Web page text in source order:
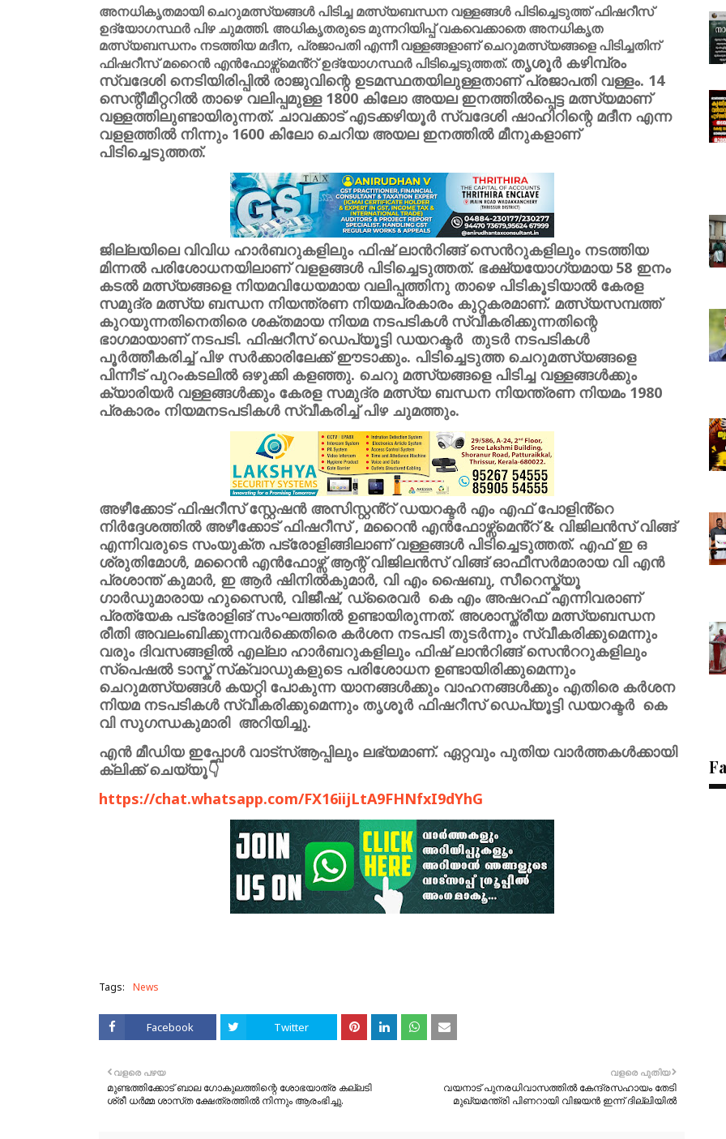
അനധികൃതമായി ചെറുമത്സ്യങ്ങൾ പിടിച്ച മത്സ്യബന്ധന വള്ളങ്ങൾ പിടിച്ചെടുത്ത് ഫിഷറീസ്
ഉദ്യോഗസ്ഥർ പിഴ ചുമത്തി. അധികൃതരുടെ മുന്നറിയിപ്പ് വകവെക്കാതെ അനധികൃത
മത്സ്യബന്ധനം നടത്തിയ മദീന, പ്രജാപതി എന്നീ വള്ളങ്ങളാണ് ചെറുമത്സ്യങ്ങളെ പിടിച്ചതിന്
ഫിഷറീസ് മറൈൻ എൻഫോഴ്സ്മെൻ്റ് ഉദ്യോഗസ്ഥർ പിടിച്ചെടുത്തത്. തൃശൂർ കഴിമ്പ്രം
സ്വദേശി നെടിയിരിപ്പിൽ രാജുവിന്റെ ഉടമസ്ഥതയിലുള്ളതാണ് പ്രജാപതി വള്ളം. 14
സെന്റീമീറ്ററിൽ താഴെ വലിപ്പമുള്ള 1800 കിലോ അയല ഇനത്തിൽപ്പെട്ട മത്സ്യമാണ്
വള്ളത്തിലുണ്ടായിരുന്നത്. ചാവക്കാട് എടക്കഴിയൂർ സ്വദേശി ഷാഹിറിന്റെ മദീന എന്ന
വളളത്തിൽ നിന്നും 1600 കിലോ ചെറിയ അയല ഇനത്തിൽ മീനുകളാണ്
പിടിച്ചെടുത്തത്.
ജില്ലയിലെ വിവിധ ഹാർബറുകളിലും ഫിഷ് ലാൻറിങ്ങ് സെൻറുകളിലും നടത്തിയ
മിന്നൽ പരിശോധനയിലാണ് വളളങ്ങൾ പിടിച്ചെടുത്തത്. ഭക്ഷ്യയോഗ്യമായ 58 ഇനം
കടൽ മത്സ്യങ്ങളെ നിയമവിധേയമായ വലിപ്പത്തിനു താഴെ പിടികൂടിയാൽ കേരള
സമുദ്ര മത്സ്യ ബന്ധന നിയന്ത്രണ നിയമപ്രകാരം കുറ്റകരമാണ്. മത്സ്യസമ്പത്ത്
കുറയുന്നതിനെതിരെ ശക്തമായ നിയമ നടപടികൾ സ്വീകരിക്കുന്നതിന്റെ
ഭാഗമായാണ് നടപടി. ഫിഷറീസ് ഡെപ്യൂട്ടി ഡയറക്ടർ തുടർ നടപടികൾ
പൂർത്തീകരിച്ച് പിഴ സർക്കാരിലേക്ക് ഈടാക്കും. പിടിച്ചെടുത്ത ചെറുമത്സ്യങ്ങളെ
പിന്നീട് പുറംകടലിൽ ഒഴുക്കി കളഞ്ഞു. ചെറു മത്സ്യങ്ങളെ പിടിച്ച വള്ളങ്ങൾക്കും
ക്യാരിയർ വള്ളങ്ങൾക്കും കേരള സമുദ്ര മത്സ്യ ബന്ധന നിയന്ത്രണ നിയമം 1980
പ്രകാരം നിയമനടപടികൾ സ്വീകരിച്ച് പിഴ ചുമത്തും.
അഴീക്കോട് ഫിഷറീസ് സ്റ്റേഷൻ അസിസ്റ്റൻ്റ് ഡയറക്ടർ എം എഫ് പോളിൻ്റെ
നിർദ്ദേശത്തിൽ അഴീക്കോട് ഫിഷറീസ് , മറൈൻ എൻഫോഴ്സ്മെൻ്റ് & വിജിലൻസ് വിങ്ങ്‌
എന്നിവരുടെ സംയുക്ത പട്രോളിങ്ങിലാണ് വള്ളങ്ങൾ പിടിച്ചെടുത്തത്. എഫ് ഇ ഒ
ശ്രുതിമോൾ, മറൈൻ എൻഫോഴ്സ് ആന്റ് വിജിലൻസ് വിങ്ങ് ഓഫീസർമാരായ വി എൻ
പ്രശാന്ത് കുമാർ, ഇ ആർ ഷിനിൽകുമാർ, വി എം ഷൈബു, സീറെസ്ക്യൂ
ഗാർഡുമാരായ ഹുസൈൻ, വിജീഷ്, ഡ്രൈവർ കെ എം അഷറഫ് എന്നിവരാണ്
പ്രത്യേക പട്രോളിങ് സംഘത്തിൽ ഉണ്ടായിരുന്നത്. അശാസ്ത്രീയ മത്സ്യബന്ധന
രീതി അവലംബിക്കുന്നവര്‍ക്കെതിരെ കര്‍ശന നടപടി തുടര്‍ന്നും സ്വീകരിക്കുമെന്നും
വരും ദിവസങ്ങളിൽ എല്ലാ ഹാർബറുകളിലും ഫിഷ് ലാൻറിങ്ങ് സെൻററുകളിലും
സ്പെഷൽ ടാസ്ക് സ്‌ക്വാഡുകളുടെ പരിശോധന ഉണ്ടായിരിക്കുമെന്നും
ചെറുമത്സ്യങ്ങൾ കയറ്റി പോകുന്ന യാനങ്ങൾക്കും വാഹനങ്ങൾക്കും എതിരെ കർശന
നിയമ നടപടികൾ സ്വീകരിക്കുമെന്നും തൃശൂർ ഫിഷറീസ് ഡെപ്യൂട്ടി ഡയറക്ടര്‍ കെ
വി സുഗന്ധകുമാരി അറിയിച്ചു.
എൻ മീഡിയ ഇപ്പോൾ വാട്സ്ആപ്പിലും ലഭ്യമാണ്. ഏറ്റവും പുതിയ വാർത്തകൾക്കായി
ക്ലിക്ക് ചെയ്യൂ👇
https://chat.whatsapp.com/FX16iijLtA9FHNfxI9dYhG
Tags: News
Facebook Twitter
വളരെ പുതിയ
വയനാട് പുനരധിവാസത്തില്‍ കേന്ദ്രസഹായം തേടി
മുഖ്യമന്ത്രി പിണറായി വിജയന്‍ ഇന്ന് ദില്ലിയില്‍
വളരെ പഴയ
മുണ്ടത്തിക്കോട് ബാല ഗോകുലത്തിന്റെ ശോഭയാത്ര കല്ലടി
ശ്രീ ധർമ്മ ശാസ്‌ത ക്ഷേത്രത്തിൽ നിന്നും ആരംഭിച്ചു.